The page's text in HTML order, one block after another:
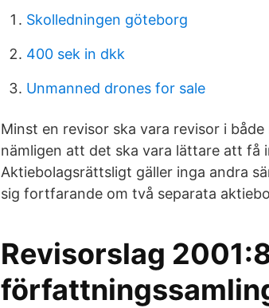
Skolledningen göteborg
400 sek in dkk
Unmanned drones for sale
Minst en revisor ska vara revisor i
nämligen att det ska vara lättare att få
Aktiebolagsrättsligt gäller inga andra
sig fortfarande om två separata
Revisorslag